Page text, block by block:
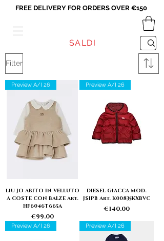
FREE DELIVERY FOR ORDERS OVER €150
SALDI
Filter
Preview A/I 26
LIU JO ABITO IN VELLUTO
A COSTE CON BALZE Art.
HF6046T665A
Price
€99.00
Preview A/I 26
DIESEL GIACCA MOD.
JSIPB Art. K00835KXBVC
Price
€140.00
Preview A/I 26 Preview A/I 26